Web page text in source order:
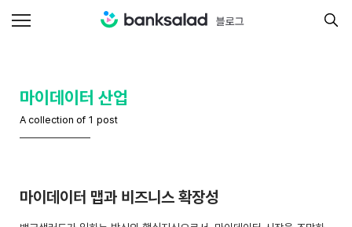
마이데이터 산업
A collection of 1 post
마이데이터 맵과 비즈니스 확장성